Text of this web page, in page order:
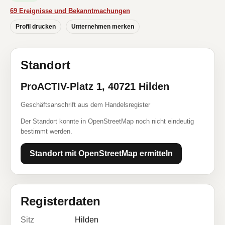
69 Ereignisse und Bekanntmachungen
Profil drucken Unternehmen merken
Standort
ProACTIV-Platz 1, 40721 Hilden
Geschäftsanschrift aus dem Handelsregister
Der Standort konnte in OpenStreetMap noch nicht eindeutig
bestimmt werden.
Standort mit OpenStreetMap ermitteln
Registerdaten
Sitz
Hilden